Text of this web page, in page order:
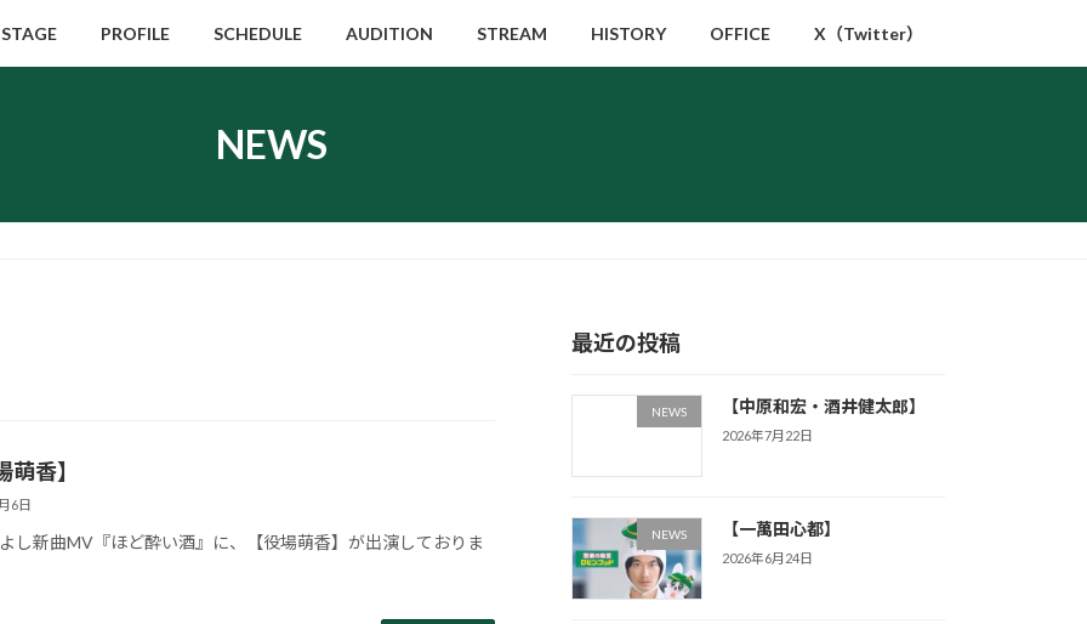
STAGE PROFILE SCHEDULE AUDITION STREAM HISTORY OFFICE X（Twitter）
NEWS
萌香】
6日
し新曲MV『ほど酔い酒』に、【役場萌香】が出演しておりま
最近の投稿
NEWS 【中原和宏・酒井健太郎】
2026年7月22日
NEWS 【一萬田心都】
2026年6月24日